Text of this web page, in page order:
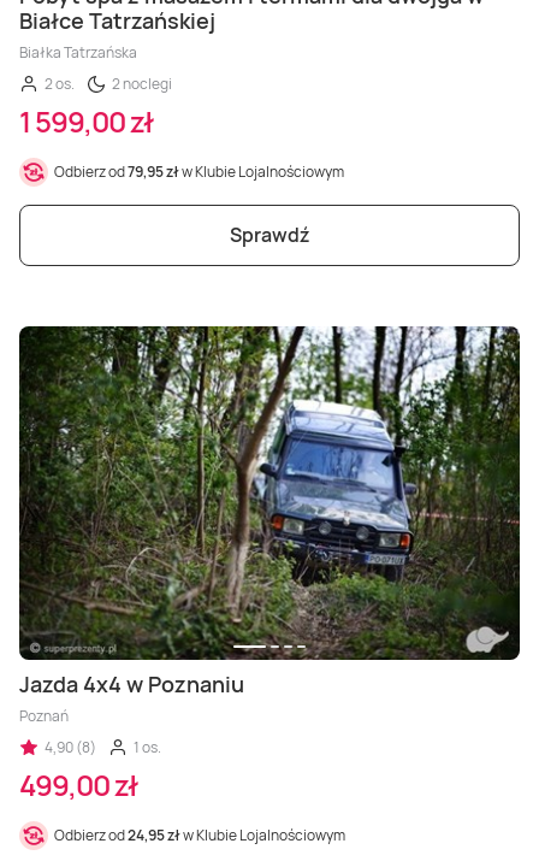
Białce Tatrzańskiej
Białka Tatrzańska
2 os.
2 noclegi
1 599,00 zł
Odbierz od79,95 złw Klubie Lojalnościowym
Sprawdź
Jazda 4x4 w Poznaniu
Poznań
4,90 (8)
1 os.
499,00 zł
Odbierz od24,95 złw Klubie Lojalnościowym